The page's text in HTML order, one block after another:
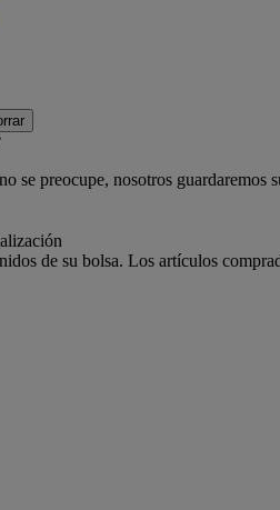
se preocupe, nosotros guardaremos
de su bolsa. Los artículos